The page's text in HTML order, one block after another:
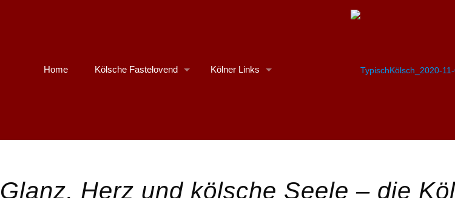
Home Kölsche Fastelovend Kölner Links
Glanz, Herz und kölsche Seele – die